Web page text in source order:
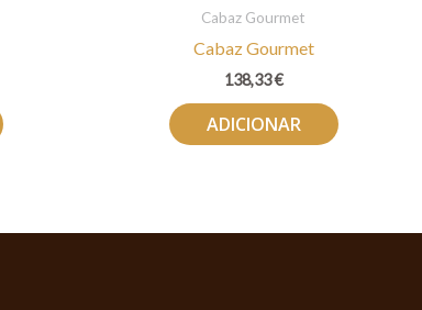
Cabaz Gourmet
Cabaz Gourmet
138,33€
ADICIONAR